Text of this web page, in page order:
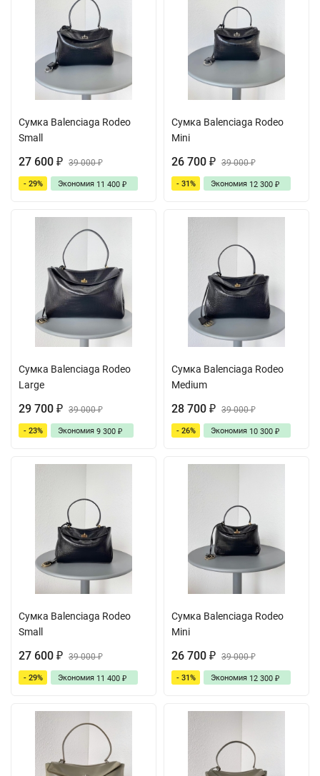
Сумка Balenciaga Rodeo
Small
27 600 ₽ 39 000₽
- 29% Экономия 11 400 ₽
Сумка Balenciaga Rodeo
Mini
26 700 ₽ 39 000₽
- 31% Экономия 12 300 ₽
Сумка Balenciaga Rodeo
Large
29 700 ₽ 39 000₽
- 23% Экономия 9 300 ₽
Сумка Balenciaga Rodeo
Medium
28 700 ₽ 39 000₽
- 26% Экономия 10 300 ₽
Сумка Balenciaga Rodeo
Small
27 600 ₽ 39 000₽
- 29% Экономия 11 400 ₽
Сумка Balenciaga Rodeo
Mini
26 700 ₽ 39 000₽
- 31% Экономия 12 300 ₽